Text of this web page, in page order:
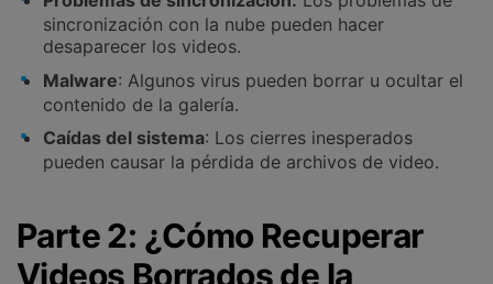
sincronización con la nube pueden hacer
desaparecer los videos.
Malware: Algunos virus pueden borrar u ocultar el
contenido de la galería.
Caídas del sistema: Los cierres inesperados
pueden causar la pérdida de archivos de video.
Parte 2: ¿Cómo Recuperar
Videos Borrados de la